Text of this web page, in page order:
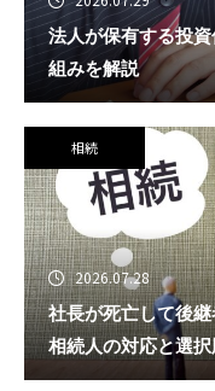
法人が保有する投
組みを解説
相続
2026.07.28
社長が死亡して後
相続人の対応と選択